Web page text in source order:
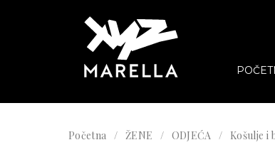
Početna ŽENE ODJEĆA Košulje i